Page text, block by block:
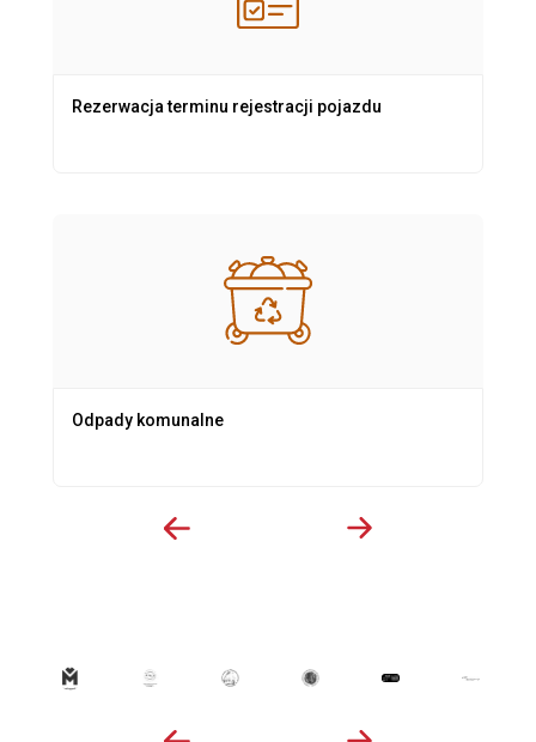
Rezerwacja terminu rejestracji pojazdu
Odpady komunalne